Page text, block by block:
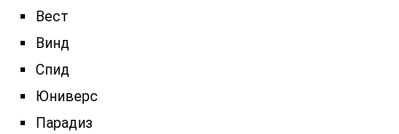
Вест
Винд
Спид
Юниверс
Парадиз